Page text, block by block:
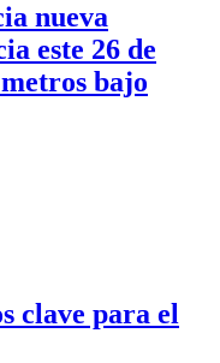
nueva
este 26 de
bajo
clave para el